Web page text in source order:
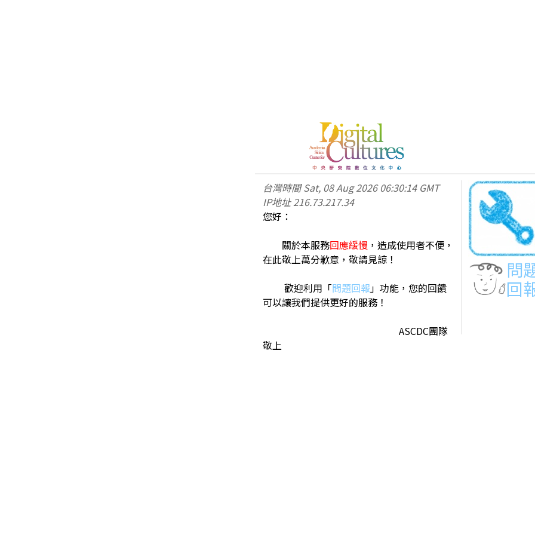
台灣時間Sat, 08 Aug 2026 06:30:14 GMT
IP地址216.73.217.34
您好：
關於本服務回應緩慢 ，造成使用者不便，
在此敬上萬分歉意，敬請見諒！
歡迎利用「問題回報」功能，您的回饋
可以讓我們提供更好的服務！
ASCDC團隊
敬上
問
回